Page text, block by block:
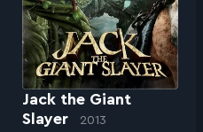
Jack the Giant
Slayer
2013